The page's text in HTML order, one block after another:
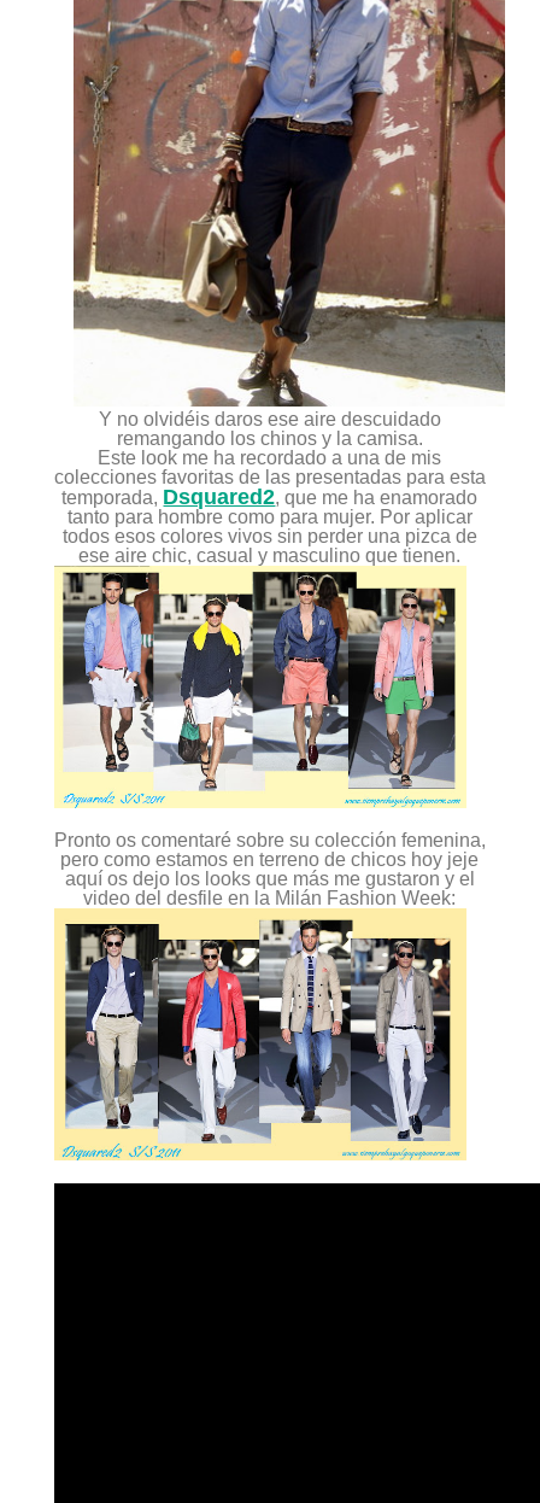
Y no olvidéis daros ese aire descuidado
remangando los chinos y la camisa.
Este look me ha recordado a una de mis
colecciones favoritas de las presentadas para esta
temporada, Dsquared2, que me ha enamorado
tanto para hombre como para mujer. Por aplicar
todos esos colores vivos sin perder una pizca de
ese aire chic, casual y masculino que tienen.
Pronto os comentaré sobre su colección femenina,
pero como estamos en terreno de chicos hoy jeje
aquí os dejo los looks que más me gustaron y el
video del desfile en la Milán Fashion Week: